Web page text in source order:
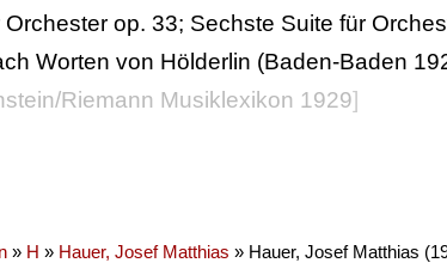
op. 33; Sechste Suite für
Worten von Hölderlin (Baden-Baden
Riemann Musiklexikon 1929]
» H » Hauer, Josef Matthias » Hauer, Josef Matthias